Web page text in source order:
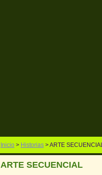
Inicio > Historias > ARTE
ARTE SECUENCIAL